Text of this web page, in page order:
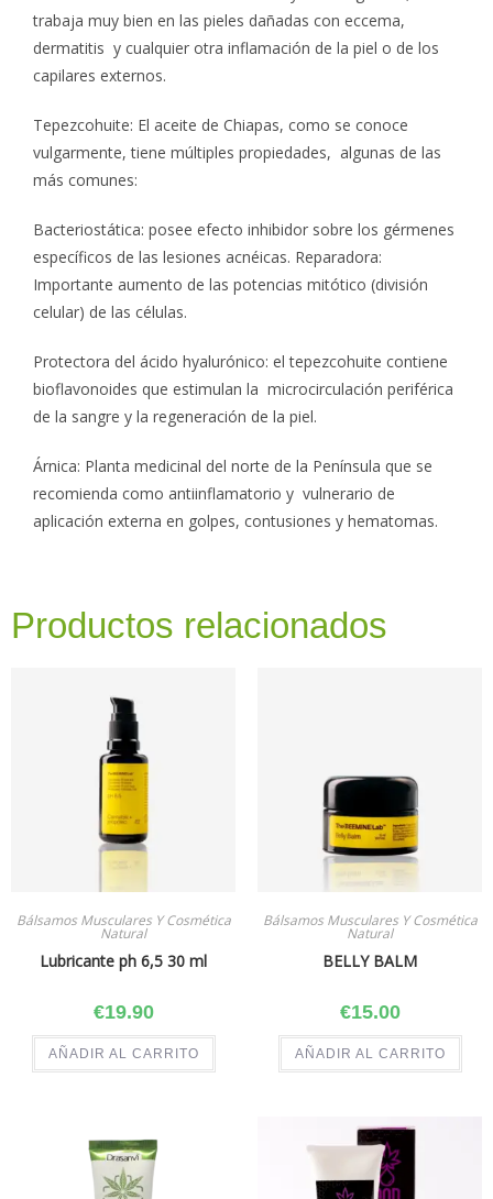
trabaja muy bien en las pieles dañadas con eccema,
dermatitis y cualquier otra inflamación de la piel o de los
capilares externos.
Tepezcohuite: El aceite de Chiapas, como se conoce
vulgarmente, tiene múltiples propiedades, algunas de las
más comunes:
Bacteriostática: posee efecto inhibidor sobre los gérmenes
específicos de las lesiones acnéicas. Reparadora:
Importante aumento de las potencias mitótico (división
celular) de las células.
Protectora del ácido hyalurónico: el tepezcohuite contiene
bioflavonoides que estimulan la microcirculación periférica
de la sangre y la regeneración de la piel.
Árnica: Planta medicinal del norte de la Península que se
recomienda como antiinflamatorio y vulnerario de
aplicación externa en golpes, contusiones y hematomas.
Productos relacionados
Bálsamos Musculares Y Cosmética
Natural
Lubricante ph 6,5 30 ml
€19.90
AÑADIR AL CARRITO
Bálsamos Musculares Y Cosmética
Natural
BELLY BALM
€15.00
AÑADIR AL CARRITO